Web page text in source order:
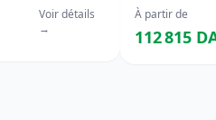
Voir détails
→
À partir de
112 815